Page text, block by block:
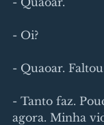
- Oi?
- Quaoar.
- Tanto faz.
agora. Minha